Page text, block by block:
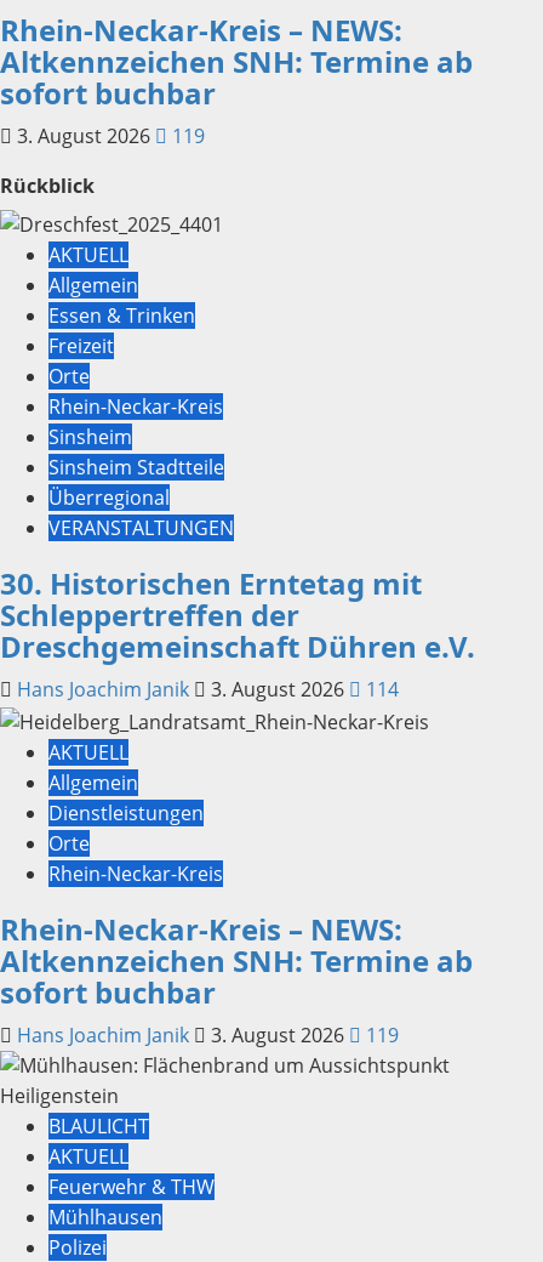
Rhein-Neckar-Kreis – NEWS:
Altkennzeichen SNH: Termine ab
sofort buchbar
3. August 2026
119
Rückblick
AKTUELL
Allgemein
Essen & Trinken
Freizeit
Orte
Rhein-Neckar-Kreis
Sinsheim
Sinsheim Stadtteile
Überregional
VERANSTALTUNGEN
30. Historischen Erntetag mit
Schleppertreffen der
Dreschgemeinschaft Dühren e.V.
Hans Joachim Janik 3. August 2026 114
AKTUELL
Allgemein
Dienstleistungen
Orte
Rhein-Neckar-Kreis
Rhein-Neckar-Kreis – NEWS:
Altkennzeichen SNH: Termine ab
sofort buchbar
Hans Joachim Janik 3. August 2026 119
BLAULICHT
AKTUELL
Feuerwehr & THW
Mühlhausen
Polizei